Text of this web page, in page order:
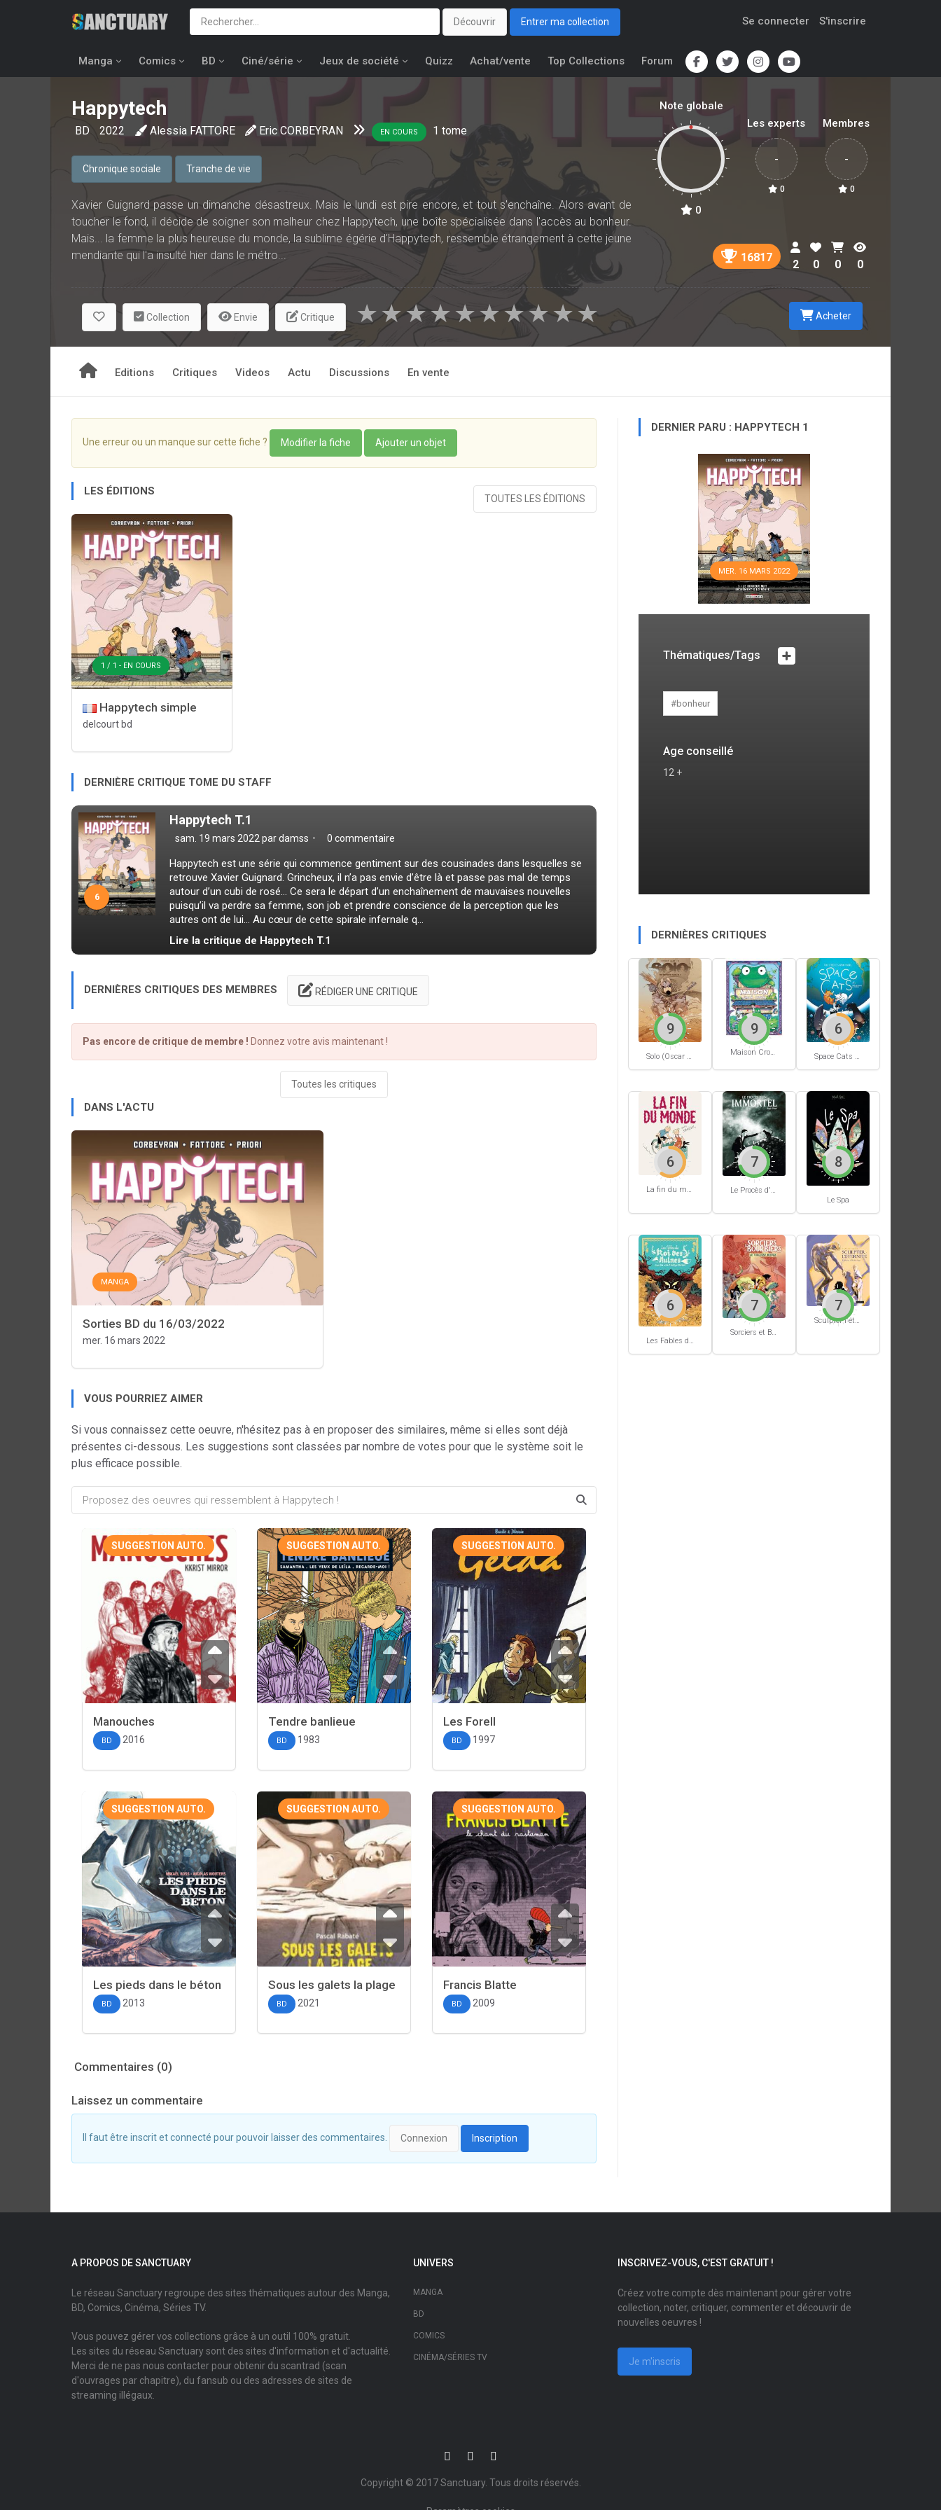
Découvrir Entrer ma collection Se connecter S'inscrire
Manga Comics BD Ciné/série Jeux de société Quizz Achat/vente Top Collections Forum
Happytech
BD 2022 Alessia FATTORE Eric CORBEYRAN EN COURS 1 tome
Chronique sociale Tranche de vie
Xavier Guignard passe un dimanche désastreux. Mais le lundi est pire encore, et tout s'enchaîne. Alors avant de
toucher le fond, il décide de soigner son malheur chez Happytech, une boîte spécialisée dans l'accès au bonheur.
Mais... la femme la plus heureuse du monde, la sublime égérie d'Happytech, ressemble étrangement à cette jeune
mendiante qui l'a insulté hier dans le métro...
Note globale
0
Les experts
-
0
Membres
-
0
16817
2 0 0 0
Collection Envie Critique ★
★
★
★
★
★
★
★
★
★ Acheter
Editions Critiques Videos Actu Discussions En vente
Une erreur ou un manque sur cette fiche ? Modifier la fiche Ajouter un objet
LES ÉDITIONS
TOUTES LES ÉDITIONS
1 / 1 - EN COURS
Happytech simple
delcourt bd
DERNIÈRE CRITIQUE TOME DU STAFF
6
Happytech T.1
sam. 19 mars 2022 pardamss 0 commentaire
Happytech est une série qui commence gentiment sur des cousinades dans lesquelles se
retrouve Xavier Guignard. Grincheux, il n’a pas envie d’être là et passe pas mal de temps
autour d’un cubi de rosé… Ce sera le départ d’un enchaînement de mauvaises nouvelles
puisqu’il va perdre sa femme, son job et prendre conscience de la perception que les
autres ont de lui… Au cœur de cette spirale infernale q...
Lire la critique de Happytech T.1
DERNIÈRES CRITIQUES DES MEMBRES RÉDIGER UNE CRITIQUE
Pas encore de critique de membre ! Donnez votre avis maintenant !
Toutes les critiques
DANS L'ACTU
MANGA
Sorties BD du 16/03/2022
mer. 16 mars 2022
VOUS POURRIEZ AIMER
Si vous connaissez cette oeuvre, n'hésitez pas à en proposer des similaires, même si elles sont déjà
présentes ci-dessous. Les suggestions sont classées par nombre de votes pour que le système soit le
plus efficace possible.
SUGGESTION AUTO.
Manouches
BD 2016
SUGGESTION AUTO.
Tendre banlieue
BD 1983
SUGGESTION AUTO.
Les Forell
BD 1997
SUGGESTION AUTO.
Les pieds dans le béton
BD 2013
SUGGESTION AUTO.
Sous les galets la plage
BD 2021
SUGGESTION AUTO.
Francis Blatte
BD 2009
Commentaires (0)
Laissez un commentaire
Il faut être inscrit et connecté pour pouvoir laisser des commentaires. Connexion Inscription
DERNIER PARU : HAPPYTECH 1
MER. 16 MARS 2022
Thématiques/Tags
#bonheur
Age conseillé
12 +
DERNIÈRES CRITIQUES
Solo (Oscar Martin) #1
9
Maison Croâ Croâ
9
Space Cats #1
6
La fin du monde (Stanislas)
6
Le Procès d'un immortel
7
Le Spa
8
Les Fables du Roi des Aulnes
6 7
Sculpter l'éternité
7
A PROPOS DE SANCTUARY
Le réseau Sanctuary regroupe des sites thématiques autour des Manga,
BD, Comics, Cinéma, Séries TV.
Vous pouvez gérer vos collections grâce à un outil 100% gratuit.
Les sites du réseau Sanctuary sont des sites d'information et d'actualité.
Merci de ne pas nous contacter pour obtenir du scantrad (scan
d'ouvrages par chapitre), du fansub ou des adresses de sites de
streaming illégaux.
UNIVERS
MANGA
BD
COMICS
CINÉMA/SÉRIES TV
INSCRIVEZ-VOUS, C'EST GRATUIT !
Créez votre compte dès maintenant pour gérer votre
collection, noter, critiquer, commenter et découvrir de
nouvelles oeuvres !
Je m'inscris
Copyright © 2017Sanctuary. Tous droits réservés.